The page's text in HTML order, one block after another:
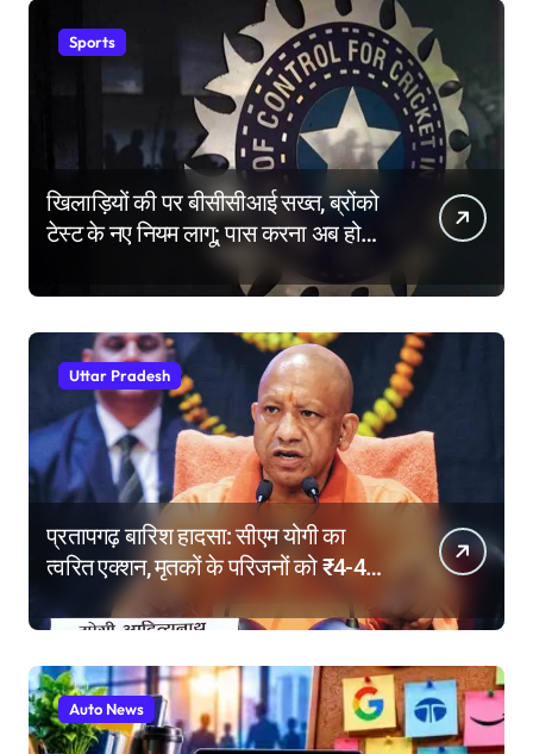
Sports
खिलाड़ियों की पर बीसीसीआई सख्त, ब्रोंको
टेस्ट के नए नियम लागू; पास करना अब होगा
Uttar Pradesh
प्रतापगढ़ बारिश हादसा: सीएम योगी का
त्वरित एक्शन, मृतकों के परिजनों को ₹4-4
लाख की सहायता, घायलों के बेहतर इलाज के
निर्देश
Auto News